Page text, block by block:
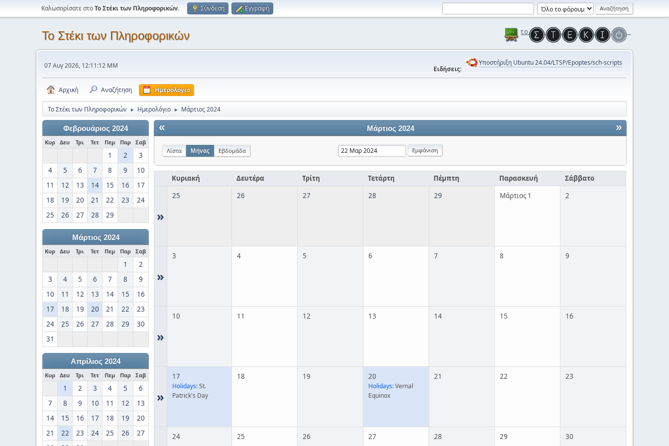
Καλωσορίσατε στοΤο Στέκι των Πληροφορικών. Σύνδεση Εγγραφή
Το Στέκι των Πληροφορικών
07 Αυγ 2026, 12:11:12 ΜΜ Ειδήσεις:
Υποστήριξη Ubuntu 24.04/LTSP/Epoptes/sch-scripts
Αρχική Αναζήτηση Ημερολόγιο
Το Στέκι των Πληροφορικών ► Ημερολόγιο ► Μάρτιος 2024
Φεβρουάριος 2024
Κυρ Δευ Τρι Τετ Πεμ Παρ Σαβ
1 2
3
4
5 6 7 8 9
10
11
12 13 14 15 16
17
18
19 20 21 22 23
24
25
26 27 28 29
Μάρτιος 2024
Κυρ Δευ Τρι Τετ Πεμ Παρ Σαβ
1
2
3
4 5 6 7 8
9
10
11 12 13 14 15
16
17
18 19 20 21 22
23
24
25 26 27 28 29
30
31
Απρίλιος 2024
Κυρ Δευ Τρι Τετ Πεμ Παρ Σαβ
1 2 3 4 5
6
7
8 9 10 11 12
13
14
15 16 17 18 19
20
21
22 23 24 25 26
27
« »
Μάρτιος 2024
Λίστα Μήνας Εβδομάδα
Κυριακή Δευτέρα Τρίτη Τετάρτη Πέμπτη Παρασκευή Σάββατο
»
25 26 27 28 29 Μάρτιος 1 2
»
3 4 5 6 7 8 9
»
10 11 12 13 14 15 16
»
17
Holidays:St.
Patrick's Day
18 19 20
Holidays:Vernal
Equinox
21 22 23
24 25 26 27 28 29 30